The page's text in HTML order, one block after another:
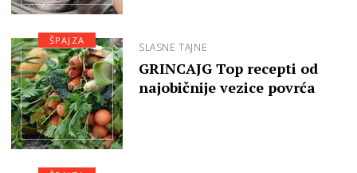
SLASNE TAJNE
GRINCAJG Top recepti od
najobičnije vezice povrća
ŠPAJZA